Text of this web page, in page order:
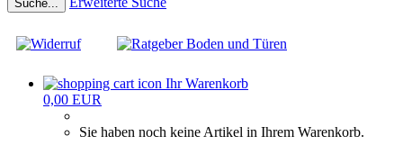
Suche...
Ihr Warenkorb
0,00 EUR
Sie haben noch keine Artikel in Ihrem Warenkorb.